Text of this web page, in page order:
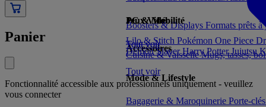
Panier
Fonctionnalité accessible aux professionnels uniquement - veuillez
vous connecter
Jeux Vidéo
Tout voir
Cuisine & VaisselleMugs, tasses,
Mode & Lifestyle
Bagagerie & Maroquinerie Porte-
Boosters & Displays Formats prêts
Accessoires
Tout voir
PC & Mobilité
Tout voir
Lilo & Stitch Pokémon One Piece
Demon SlayerHarry PotterJujutsu